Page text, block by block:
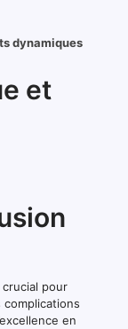
dynamiques
et
pour
en